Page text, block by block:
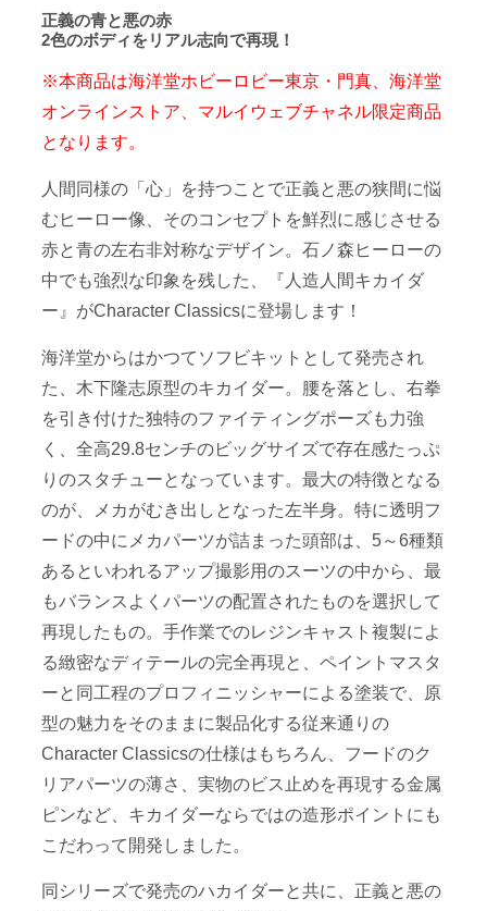
正義の青と悪の赤
2色のボディをリアル志向で再現！
※本商品は海洋堂ホビーロビー東京・門真、海洋堂
オンラインストア、マルイウェブチャネル限定商品
となります。
人間同様の「心」を持つことで正義と悪の狭間に悩
むヒーロー像、そのコンセプトを鮮烈に感じさせる
赤と青の左右非対称なデザイン。石ノ森ヒーローの
中でも強烈な印象を残した、『人造人間キカイダ
ー』がCharacter Classicsに登場します！
海洋堂からはかつてソフビキットとして発売され
た、木下隆志原型のキカイダー。腰を落とし、右拳
を引き付けた独特のファイティングポーズも力強
く、全高29.8センチのビッグサイズで存在感たっぷ
りのスタチューとなっています。最大の特徴となる
のが、メカがむき出しとなった左半身。特に透明フ
ードの中にメカパーツが詰まった頭部は、5～6種類
あるといわれるアップ撮影用のスーツの中から、最
もバランスよくパーツの配置されたものを選択して
再現したもの。手作業でのレジンキャスト複製によ
る緻密なディテールの完全再現と、ペイントマスタ
ーと同工程のプロフィニッシャーによる塗装で、原
型の魅力をそのままに製品化する従来通りの
Character Classicsの仕様はもちろん、フードのク
リアパーツの薄さ、実物のビス止めを再現する金属
ピンなど、キカイダーならではの造形ポイントにも
こだわって開発しました。
同シリーズで発売のハカイダーと共に、正義と悪の